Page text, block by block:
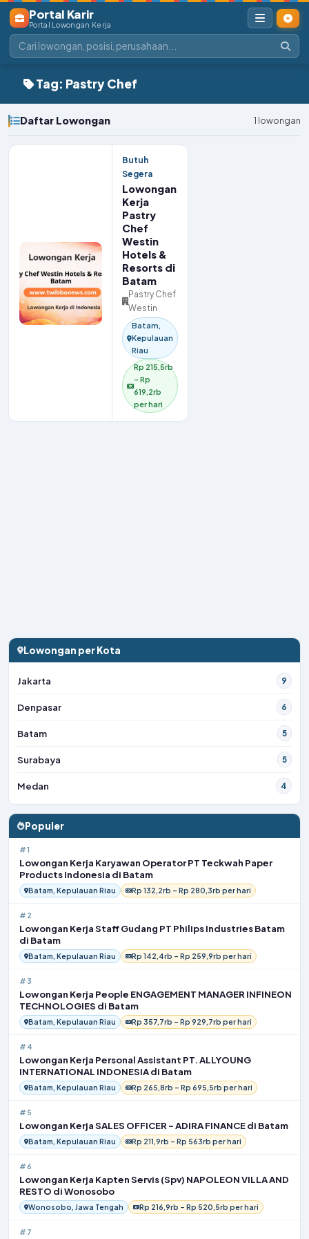
Portal Karir
Portal Lowongan Kerja
Tag: Pastry Chef
Daftar Lowongan 1 lowongan
Butuh
Segera
Lowongan
Kerja
Pastry
Chef
Westin
Hotels &
Resorts di
Batam
Pastry Chef
Westin
Batam,
Kepulauan
Riau
Rp 215,5rb
– Rp
619,2rb
per hari
Lowongan per Kota
Jakarta 9
Denpasar 6
Batam 5
Surabaya 5
Medan 4
Populer
#1
Lowongan Kerja Karyawan Operator PT Teckwah Paper
Products Indonesia di Batam
Batam, Kepulauan Riau Rp 132,2rb – Rp 280,3rb per hari
#2
Lowongan Kerja Staff Gudang PT Philips Industries Batam
di Batam
Batam, Kepulauan Riau Rp 142,4rb – Rp 259,9rb per hari
#3
Lowongan Kerja People ENGAGEMENT MANAGER INFINEON
TECHNOLOGIES di Batam
Batam, Kepulauan Riau Rp 357,7rb – Rp 929,7rb per hari
#4
Lowongan Kerja Personal Assistant PT. ALLYOUNG
INTERNATIONAL INDONESIA di Batam
Batam, Kepulauan Riau Rp 265,8rb – Rp 695,5rb per hari
#5
Lowongan Kerja SALES OFFICER – ADIRA FINANCE di Batam
Batam, Kepulauan Riau Rp 211,9rb – Rp 563rb per hari
#6
Lowongan Kerja Kapten Servis (Spv) NAPOLEON VILLA AND
RESTO di Wonosobo
Wonosobo, Jawa Tengah Rp 216,9rb – Rp 520,5rb per hari
#7